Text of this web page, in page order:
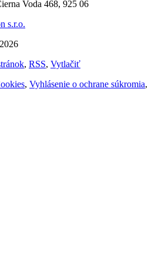
Voda 468, 925 06
s.r.o.
, RSS, Vytlačiť
, Vyhlásenie o ochrane súkromia,